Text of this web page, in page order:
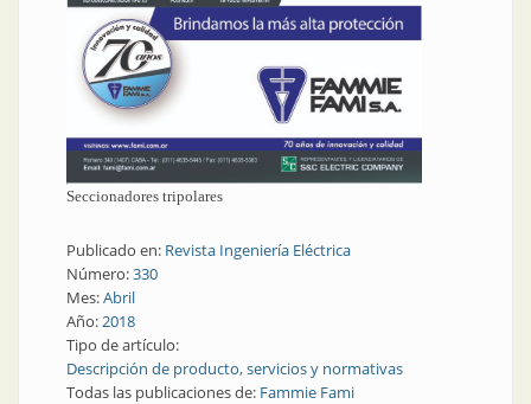
Seccionadores tripolares
Publicado en: Revista Ingeniería Eléctrica
Número:330
Mes:Abril
Año:2018
Tipo de artículo:
Descripción de producto, servicios y normativas
Todas las publicaciones de: Fammie Fami